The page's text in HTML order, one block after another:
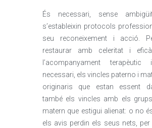
És necessari, sense
s’estableixin protocols
seu reconeixement i acció.
restaurar amb celeritat i
l’acompanyament terapèutic
necessari, els vincles paterno i
originaris que estan essent
també els vincles amb els
matern que estigui alienat: o no
els avis perdin els seus nets,